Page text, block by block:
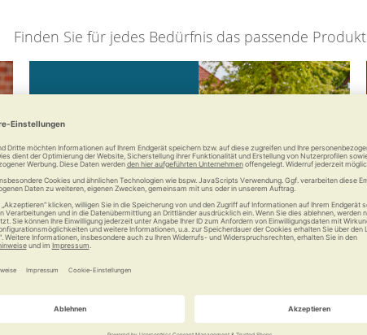
Finden Sie für jedes Bedürfnis das passende Produkt
Mobilität
Bleiben Sie mobil mit uns.